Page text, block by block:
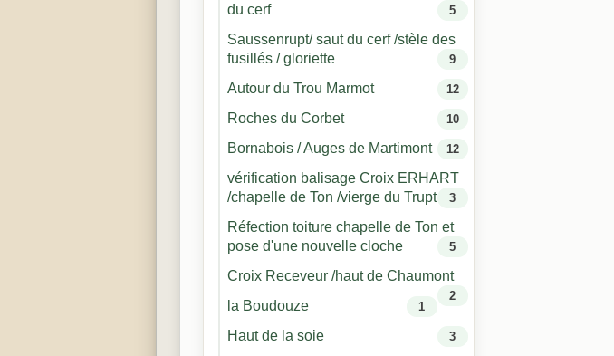
du cerf
5
Saussenrupt/ saut du cerf /stèle des
fusillés / gloriette
9
Autour du Trou Marmot 12
Roches du Corbet 10
Bornabois / Auges de Martimont 12
vérification balisage Croix ERHART
/chapelle de Ton /vierge du Trupt
3
Réfection toiture chapelle de Ton et
pose d'une nouvelle cloche
5
Croix Receveur /haut de Chaumont
2
la Boudouze 1
Haut de la soie 3